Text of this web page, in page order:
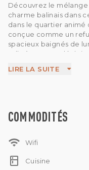
Découvrez le
charme balinais dans
dans le quartier animé
conçue comme un
spacieux baignés de
salle à manger
avec le jardin
opportunité
LIRE LA SUITE
COMMODITÉS
wifi Wifi
kitchen Cuisine